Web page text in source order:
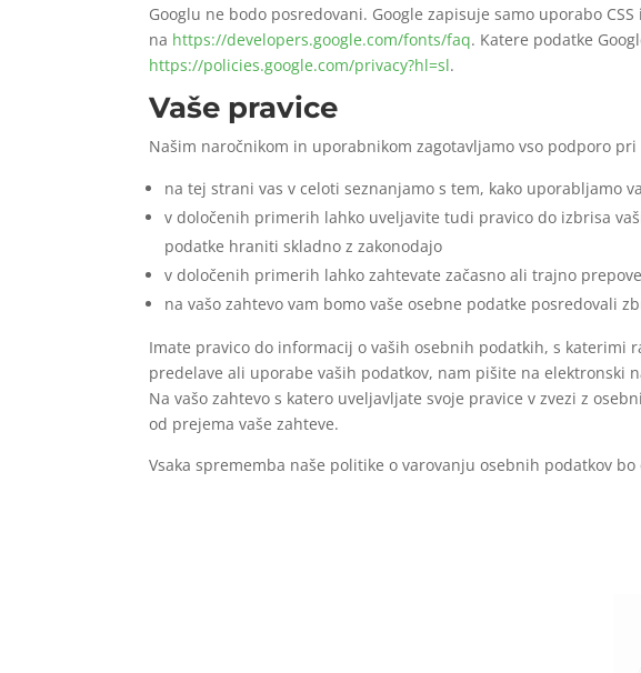
Googlu ne bodo posredovani. Google zapisuje samo uporabo
na https://developers.google.com/fonts/faq. Katere podatke
https://policies.google.com/privacy?hl=sl.
Vaše pravice
Našim naročnikom in uporabnikom zagotavljamo vso podporo
na tej strani vas v celoti seznanjamo s tem, kako uporabljamo
v določenih primerih lahko uveljavite tudi pravico do izbrisa
podatke hraniti skladno z zakonodajo
v določenih primerih lahko zahtevate začasno ali trajno
na vašo zahtevo vam bomo vaše osebne podatke posredovali
Imate pravico do informacij o vaših osebnih podatkih, s katerimi
predelave ali uporabe vaših podatkov, nam pišite na elektronski
Na vašo zahtevo s katero uveljavljate svoje pravice v zvezi z
od prejema vaše zahteve.
Vsaka sprememba naše politike o varovanju osebnih podatkov